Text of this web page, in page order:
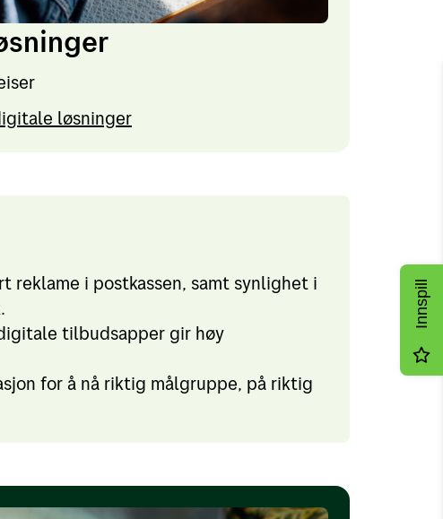
løsninger
reklame i postkassen, samt synlighet i
tilbudsapper gir høy
for å nå riktig målgruppe, på riktig
Innspill